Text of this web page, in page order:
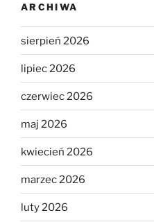
ARCHIWA
sierpień 2026
lipiec 2026
czerwiec 2026
maj 2026
kwiecień 2026
marzec 2026
luty 2026